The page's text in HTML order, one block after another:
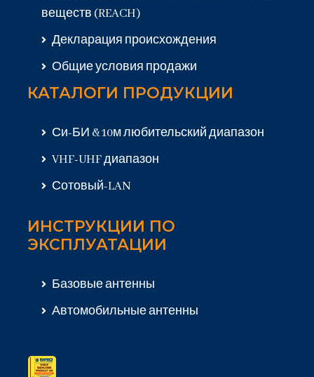
веществ (REACH)
Декларация происхождения
Общие условия продажи
КАТАЛОГИ ПРОДУКЦИИ
Си-БИ & 10м любительский диапазон
VHF-UHF диапазон
Сотовый-LAN
ИНСТРУКЦИИ ПО
ЭКСПЛУАТАЦИИ
Базовые антенны
Автомобильные антенны